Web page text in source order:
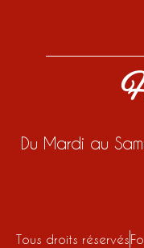
Du Mardi au
Tous droits réservés